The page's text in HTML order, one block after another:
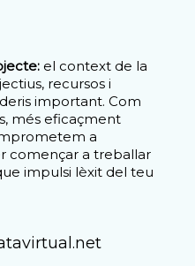
el context de la
recursos i
important. Com
més eficaçment
a
començar a treballar
impulsi lèxit del teu